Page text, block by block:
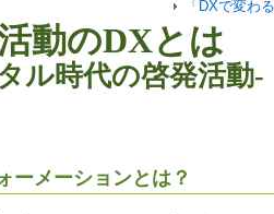
「DXで変わ
動のDXとは
ル時代の啓発活動-
ーメーションとは？